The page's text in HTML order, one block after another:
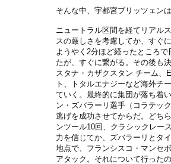
そんな中、宇都宮ブリッツェン
ニュートラル区間を経てリアル
スの厳しさを考慮してか、すぐ
ようやく2分ほど経ったところ
たが、すぐに繋がる。その後も
スタナ・カザクスタン チーム、
ト、トタルエナジーなど海外チ
ていく。最終的に集団が落ち着
ン・ズバラーリ選手（コラテッ
逃げを成功させてからだ。どち
ンツール10回、クラシックレー
力を信じてか、ズバラーリとタ
地点で、フランシスコ・マンセ
アタック。それについて行った